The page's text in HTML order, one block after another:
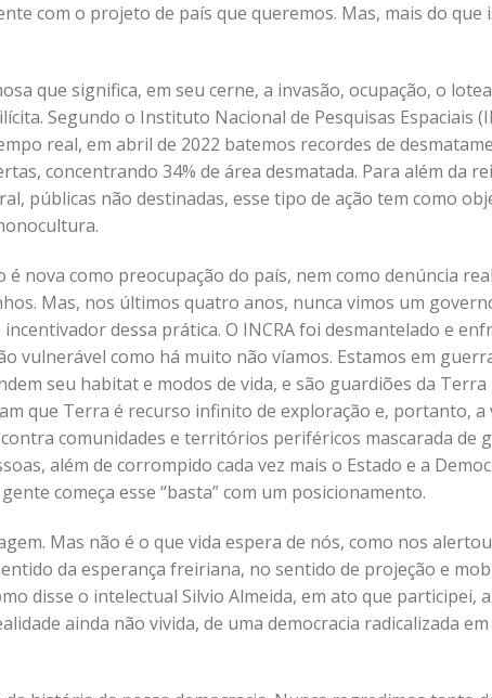
com o projeto de país que queremos. Mas, mais do que
que significa, em seu cerne, a invasão, ocupação, o
Segundo o Instituto Nacional de Pesquisas Espaciais
real, em abril de 2022 batemos recordes de
concentrando 34% de área desmatada. Para além da
públicas não destinadas, esse tipo de ação tem como
nova como preocupação do país, nem como denúncia
Mas, nos últimos quatro anos, nunca vimos um
dessa prática. O INCRA foi desmantelado e
vulnerável como há muito não víamos. Estamos em
seu habitat e modos de vida, e são guardiões da
que Terra é recurso infinito de exploração e, portanto, a
comunidades e territórios periféricos mascarada de
além de corrompido cada vez mais o Estado e a
começa esse “basta” com um posicionamento.
Mas não é o que vida espera de nós, como nos
da esperança freiriana, no sentido de projeção e
disse o intelectual Silvio Almeida, em ato que participei,
ainda não vivida, de uma democracia radicalizada